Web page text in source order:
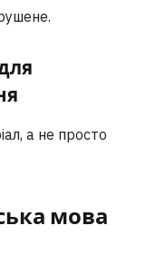
а не просто
мова